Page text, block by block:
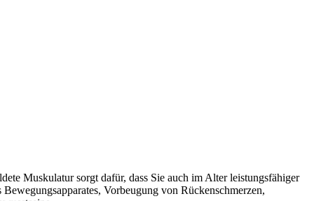
Muskulatur sorgt dafür, dass Sie auch im Alter leistungsfähiger
Vorbeugung von Rückenschmerzen,